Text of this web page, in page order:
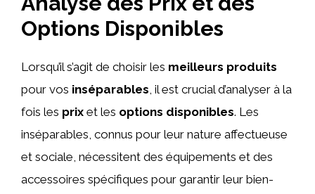
Options Disponibles
Lorsqu’il s’agit de choisir les meilleurs produits
pour vos inséparables, il est crucial d’analyser à la
fois les prix et les options disponibles. Les
inséparables, connus pour leur nature affectueuse
et sociale, nécessitent des équipements et des
accessoires spécifiques pour garantir leur bien-